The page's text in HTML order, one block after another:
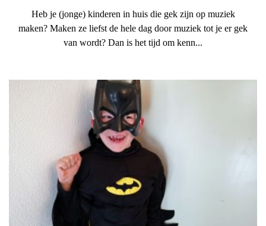
Heb je (jonge) kinderen in huis die gek zijn op muziek
maken? Maken ze liefst de hele dag door muziek tot je er gek
van wordt? Dan is het tijd om kenn...